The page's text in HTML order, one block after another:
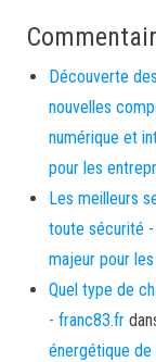
Découverte
nouvelles
numérique et
pour les
Les meilleurs
toute sécurité
majeur pour
Quel type de
- franc83.fr
énergétique de